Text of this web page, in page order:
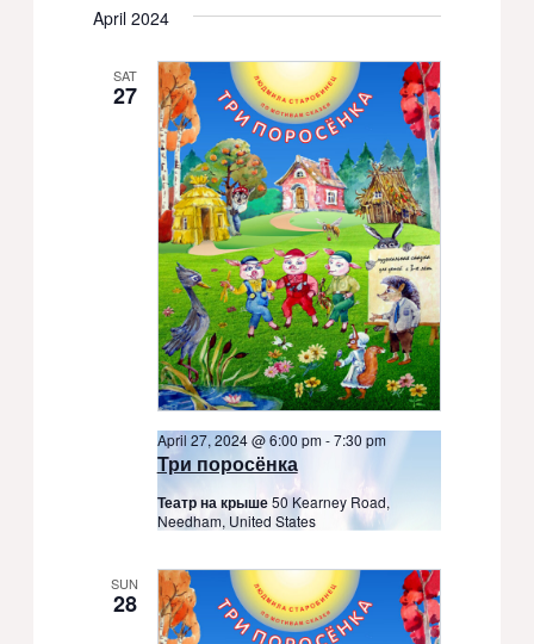
and
Views
Navigation
date.
April 2024
SAT
27
Три поросёнка
April 27, 2024 @ 6:00 pm-7:30 pm
Театр на крыше50 Kearney Road,
Needham, United States
SUN
28